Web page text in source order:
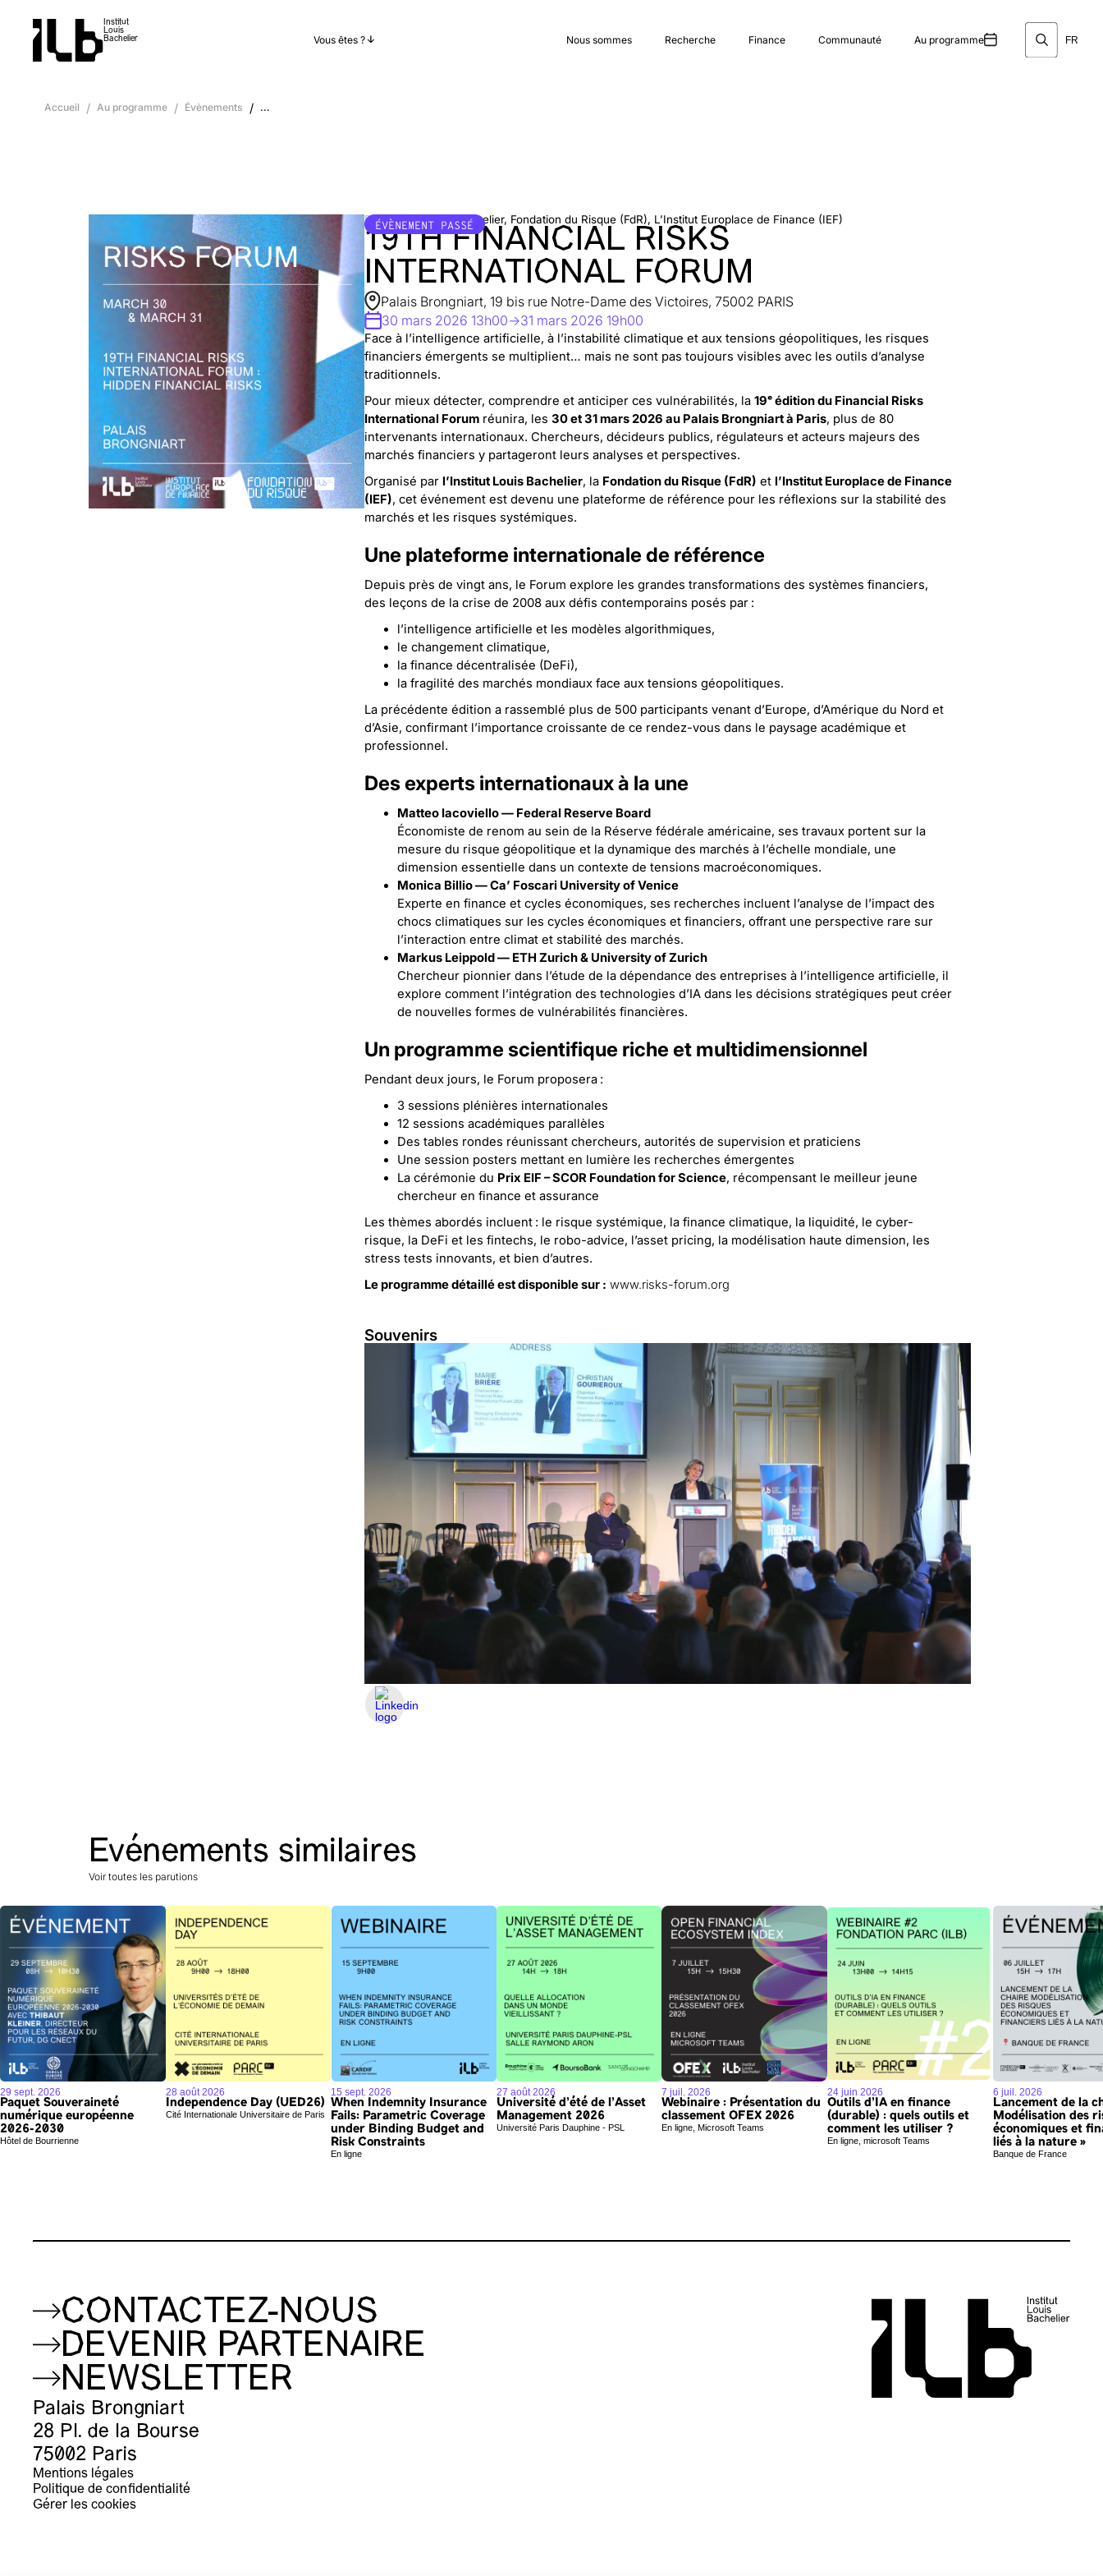
Institut
Louis
Bachelier
Vous êtes ? Nous sommes Recherche Finance Communauté Au programme FR
Accueil / Au programme / Évènements / ...
ÉVÈNEMENT PASSÉ
Par Institut Louis Bachelier, Fondation du Risque (FdR), L’Institut Europlace de Finance (IEF)
19TH FINANCIAL RISKS
INTERNATIONAL FORUM
Palais Brongniart, 19 bis rue Notre-Dame des Victoires, 75002 PARIS
30 mars 2026 13h00->31 mars 2026 19h00
Face à l’intelligence artificielle, à l’instabilité climatique et aux tensions géopolitiques, les risques
financiers émergents se multiplient… mais ne sont pas toujours visibles avec les outils d’analyse
traditionnels.
Pour mieux détecter, comprendre et anticiper ces vulnérabilités, la 19ᵉ édition du Financial Risks
International Forumréunira, les 30 et 31 mars 2026 au Palais Brongniart à Paris, plus de 80
intervenants internationaux. Chercheurs, décideurs publics, régulateurs et acteurs majeurs des
marchés financiers y partageront leurs analyses et perspectives.
Organisé par l’Institut Louis Bachelier, la Fondation du Risque (FdR) et l’Institut Europlace de Finance
(IEF), cet événement est devenu une plateforme de référence pour les réflexions sur la stabilité des
marchés et les risques systémiques.
Une plateforme internationale de référence
Depuis près de vingt ans, le Forum explore les grandes transformations des systèmes financiers,
des leçons de la crise de 2008 aux défis contemporains posés par :
l’intelligence artificielle et les modèles algorithmiques,
le changement climatique,
la finance décentralisée (DeFi),
la fragilité des marchés mondiaux face aux tensions géopolitiques.
La précédente édition a rassemblé plus de 500 participants venant d’Europe, d’Amérique du Nord et
d’Asie, confirmant l’importance croissante de ce rendez-vous dans le paysage académique et
professionnel.
Des experts internationaux à la une
Matteo Iacoviello — Federal Reserve Board
Économiste de renom au sein de la Réserve fédérale américaine, ses travaux portent sur la
mesure du risque géopolitique et la dynamique des marchés à l’échelle mondiale, une
dimension essentielle dans un contexte de tensions macroéconomiques.
Monica Billio — Ca’ Foscari University of Venice
Experte en finance et cycles économiques, ses recherches incluent l’analyse de l’impact des
chocs climatiques sur les cycles économiques et financiers, offrant une perspective rare sur
l’interaction entre climat et stabilité des marchés.
Markus Leippold — ETH Zurich & University of Zurich
Chercheur pionnier dans l’étude de la dépendance des entreprises à l’intelligence artificielle, il
explore comment l’intégration des technologies d’IA dans les décisions stratégiques peut créer
de nouvelles formes de vulnérabilités financières.
Un programme scientifique riche et multidimensionnel
Pendant deux jours, le Forum proposera :
3 sessions plénières internationales
12 sessions académiques parallèles
Des tables rondes réunissant chercheurs, autorités de supervision et praticiens
Une session posters mettant en lumière les recherches émergentes
La cérémonie du Prix EIF – SCOR Foundation for Science, récompensant le meilleur jeune
chercheur en finance et assurance
Les thèmes abordés incluent : le risque systémique, la finance climatique, la liquidité, le cyber-
risque, la DeFi et les fintechs, le robo-advice, l’asset pricing, la modélisation haute dimension, les
stress tests innovants, et bien d’autres.
Le programme détaillé est disponible sur : www.risks-forum.org
Souvenirs
Evénements similaires
Voir toutes les parutions
29 sept. 2026
Paquet Souveraineté
numérique européenne
2026-2030
Hôtel de Bourrienne
28 août 2026
Independence Day (UED26)
Cité Internationale Universitaire de Paris
15 sept. 2026
When Indemnity Insurance
Fails: Parametric Coverage
under Binding Budget and
Risk Constraints
En ligne
27 août 2026
Université d'été de l'Asset
Management 2026
Université Paris Dauphine - PSL
7 juil. 2026
Webinaire : Présentation du
classement OFEX 2026
En ligne, Microsoft Teams
24 juin 2026
Outils d’IA en finance
(durable) : quels outils et
comment les utiliser ?
En ligne, microsoft Teams
6 juil. 2026
Lancement de la
Modélisation des
économiques et
liés à la nature »
Banque de France
CONTACTEZ-NOUS
DEVENIR PARTENAIRE
NEWSLETTER
Palais Brongniart
28 Pl. de la Bourse
75002 Paris
Mentions légales
Politique de confidentialité
Gérer les cookies